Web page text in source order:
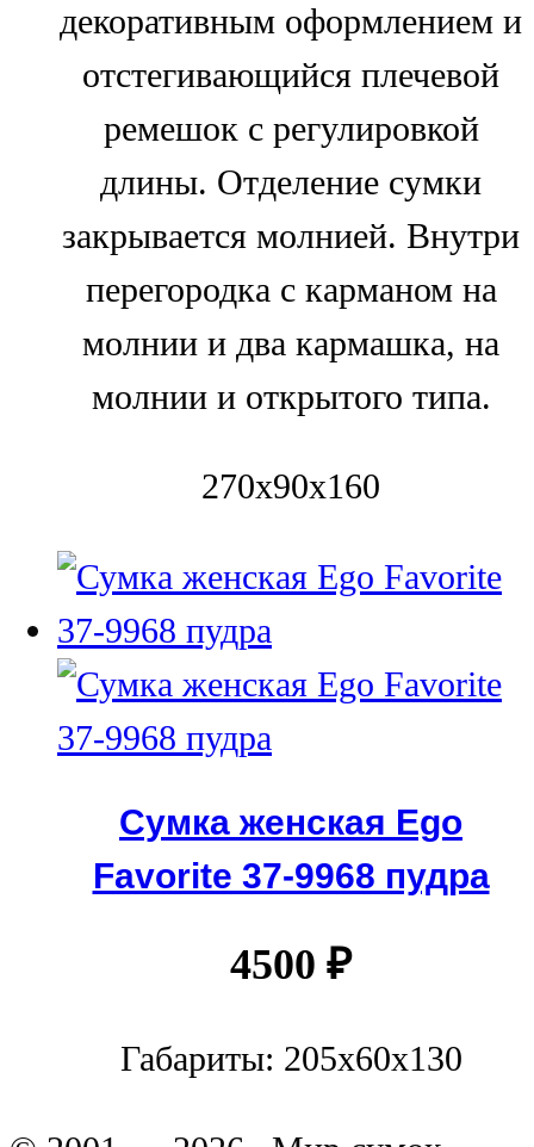
декоративным оформлением и
отстегивающийся плечевой
ремешок с регулировкой
длины. Отделение сумки
закрывается молнией. Внутри
перегородка с карманом на
молнии и два кармашка, на
молнии и открытого типа.
270x90x160
Сумка женская Ego
Favorite 37-9968 пудра
4500 ₽
Габариты: 205x60x130